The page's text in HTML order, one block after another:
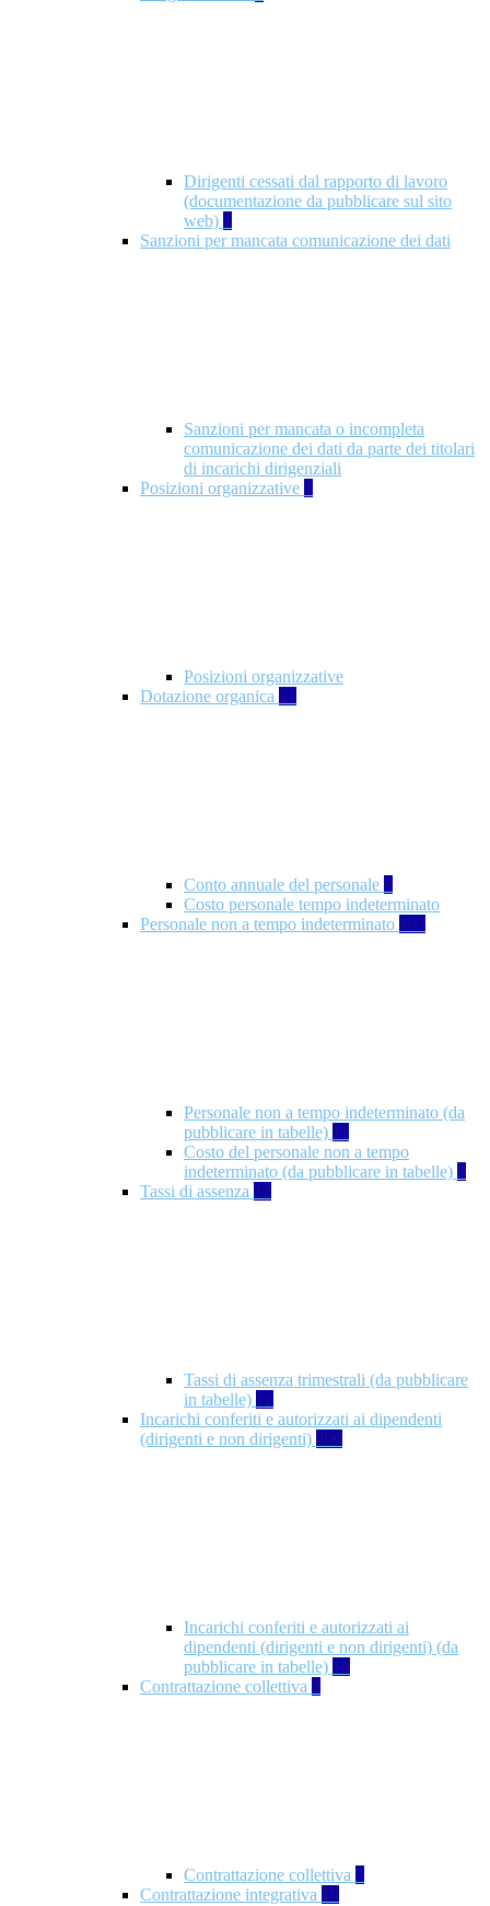
Dirigenti cessati dal rapporto di lavoro
(documentazione da pubblicare sul sito
web) 1
Sanzioni per mancata comunicazione dei dati
Sanzioni per mancata o incompleta
comunicazione dei dati da parte dei titolari
di incarichi dirigenziali
Posizioni organizzative 1
Posizioni organizzative
Dotazione organica 21
Conto annuale del personale 8
Costo personale tempo indeterminato
Personale non a tempo indeterminato 105
Personale non a tempo indeterminato (da
pubblicare in tabelle) 11
Costo del personale non a tempo
indeterminato (da pubblicare in tabelle) 8
Tassi di assenza 12
Tassi di assenza trimestrali (da pubblicare
in tabelle) 12
Incarichi conferiti e autorizzati ai dipendenti
(dirigenti e non dirigenti) 490
Incarichi conferiti e autorizzati ai
dipendenti (dirigenti e non dirigenti) (da
pubblicare in tabelle) 18
Contrattazione collettiva 2
Contrattazione collettiva 2
Contrattazione integrativa 10